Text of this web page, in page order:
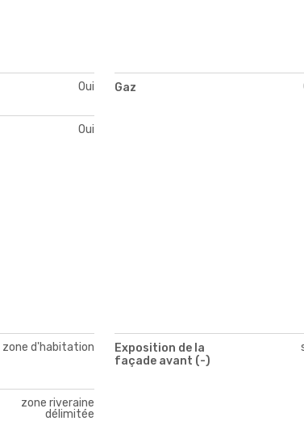
Oui Gaz
Oui
zone d'habitation
Exposition de la
façade avant (-)
zone riveraine
délimitée